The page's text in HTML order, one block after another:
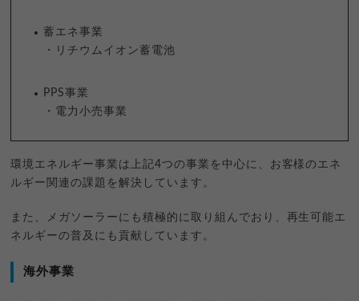
蓄エネ事業
・リチウムイオン蓄電池
PPS事業
・電力小売事業
環境エネルギー事業は上記4つの事業を中心に、お客様のエネ
ルギー関連の課題を解決しています。
また、メガソーラーにも積極的に取り組んでおり、再生可能エ
ネルギーの普及にも貢献しています。
海外事業